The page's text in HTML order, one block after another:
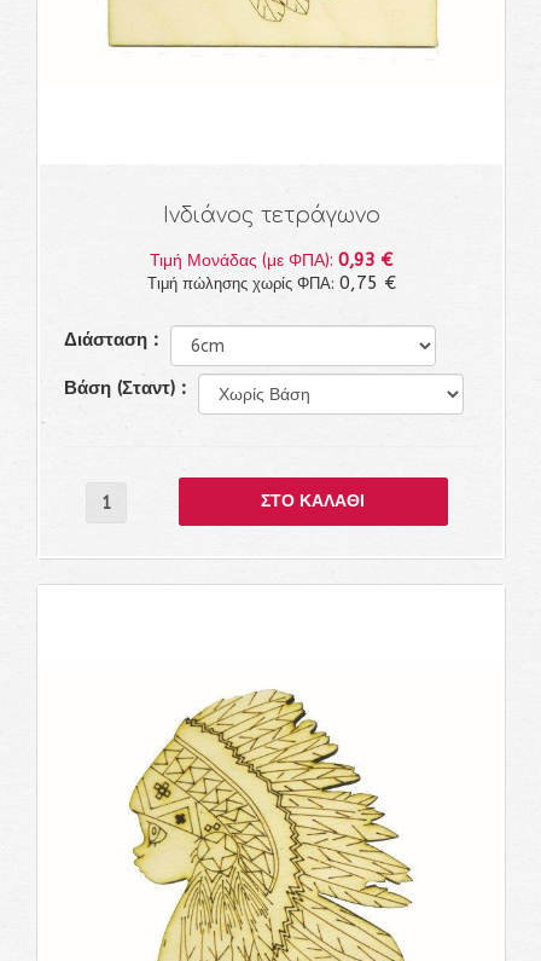
Ινδιάνος τετράγωνο
Τιμή Μονάδας (με ΦΠΑ): 0,93 €
Τιμή πώλησης χωρίς ΦΠΑ: 0,75 €
Διάσταση :
Βάση (Σταντ) :